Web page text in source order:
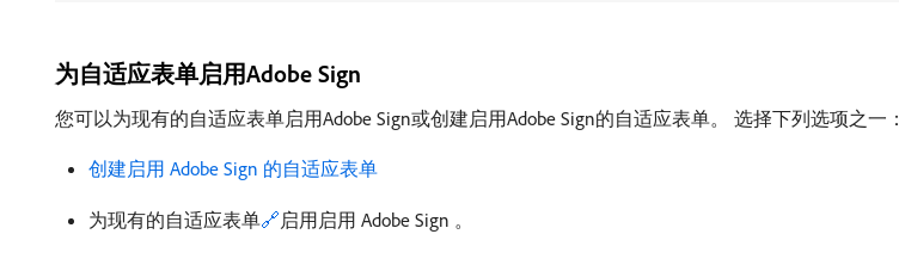
为自适应表单启用Adobe Sign
您可以为现有的自适应表单启用Adobe Sign或创建启用Adobe Sign的自适应表单。 选择下列选项之一：
创建启用 Adobe Sign 的自适应表单
为现有的自适应表单🔗启用启用 Adobe Sign 。